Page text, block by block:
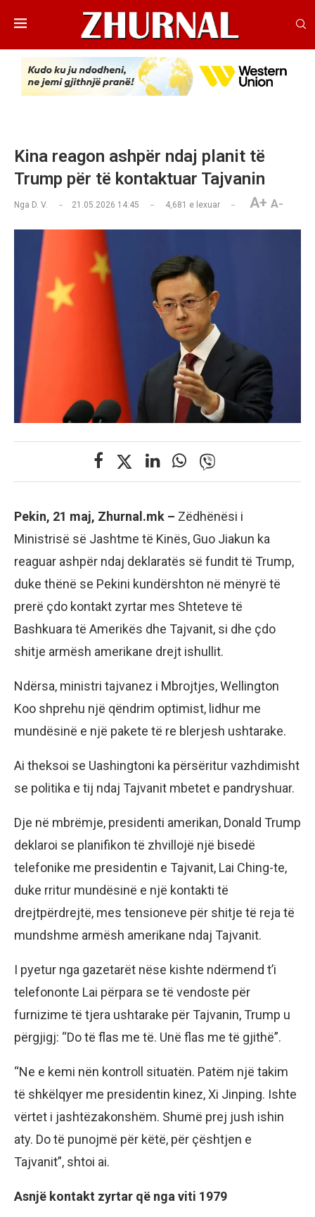
Kina reagon ashpër ndaj planit të
Trump për të kontaktuar Tajvanin
Nga D. V. 21.05.2026 14:45 4,681 e lexuar A+ A-
Pekin, 21 maj, Zhurnal.mk – Zëdhënësi i
Ministrisë së Jashtme të Kinës, Guo Jiakun ka
reaguar ashpër ndaj deklaratës së fundit të Trump,
duke thënë se Pekini kundërshton në mënyrë të
prerë çdo kontakt zyrtar mes Shteteve të
Bashkuara të Amerikës dhe Tajvanit, si dhe çdo
shitje armësh amerikane drejt ishullit.
Ndërsa, ministri tajvanez i Mbrojtjes, Wellington
Koo shprehu një qëndrim optimist, lidhur me
mundësinë e një pakete të re blerjesh ushtarake.
Ai theksoi se Uashingtoni ka përsëritur vazhdimisht
se politika e tij ndaj Tajvanit mbetet e pandryshuar.
Dje në mbrëmje, presidenti amerikan, Donald Trump
deklaroi se planifikon të zhvillojë një bisedë
telefonike me presidentin e Tajvanit, Lai Ching-te,
duke rritur mundësinë e një kontakti të
drejtpërdrejtë, mes tensioneve për shitje të reja të
mundshme armësh amerikane ndaj Tajvanit.
I pyetur nga gazetarët nëse kishte ndërmend t’i
telefononte Lai përpara se të vendoste për
furnizime të tjera ushtarake për Tajvanin, Trump u
përgjigj: “Do të flas me të. Unë flas me të gjithë”.
“Ne e kemi nën kontroll situatën. Patëm një takim
të shkëlqyer me presidentin kinez, Xi Jinping. Ishte
vërtet i jashtëzakonshëm. Shumë prej jush ishin
aty. Do të punojmë për këtë, për çështjen e
Tajvanit”, shtoi ai.
Asnjë kontakt zyrtar që nga viti 1979